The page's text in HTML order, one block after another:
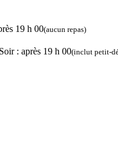
19 h 00(aucun repas)
Soir : après 19 h 00(inclut petit-